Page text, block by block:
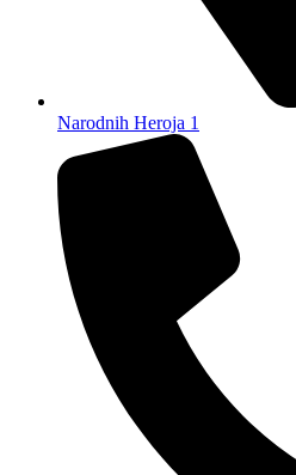
Narodnih Heroja 1